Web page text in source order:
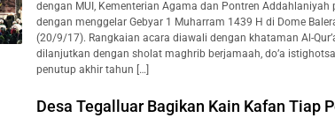
dengan MUI, Kementerian Agama dan Pontren Addahlaniyah
dengan menggelar Gebyar 1 Muharram 1439 H di Dome
(20/9/17). Rangkaian acara diawali dengan khataman Al-
dilanjutkan dengan sholat maghrib berjamaah, do’a
penutup akhir tahun […]
Desa Tegalluar Bagikan Kain Kafan Tiap